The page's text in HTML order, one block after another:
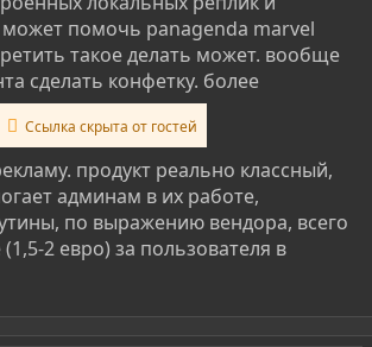
помочь panagenda marvel
такое делать может. вообще
сделать конфетку. более
Ссылка скрыта от гостей
продукт реально классный,
админам в их работе,
по выражению вендора, всего
2 евро) за пользователя в